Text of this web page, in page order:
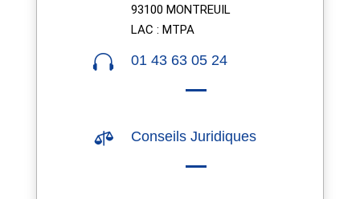
93100 MONTREUIL
LAC : MTPA
 01 43 63 05 24
 Conseils Juridiques